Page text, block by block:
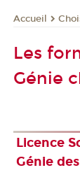
Accueil
Les
Génie
Licence
Génie